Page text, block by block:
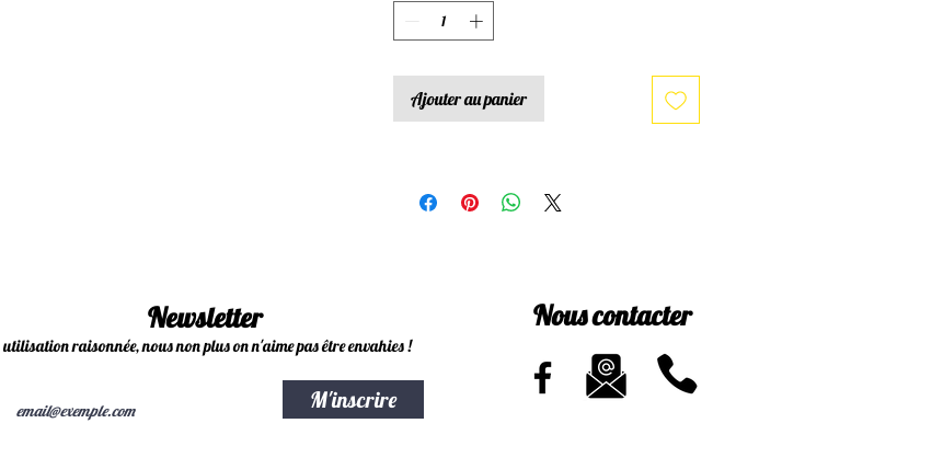
Ajouter au panier
Newsletter
utilisation raisonnée, nous non plus on n'aime pas être envahies !
M'inscrire
Nous contacter